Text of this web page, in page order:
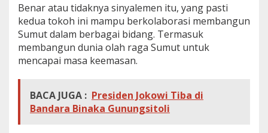
Benar atau tidaknya sinyalemen itu, yang pasti
kedua tokoh ini mampu berkolaborasi membangun
Sumut dalam berbagai bidang. Termasuk
membangun dunia olah raga Sumut untuk
mencapai masa keemasan.
BACA JUGA : Presiden Jokowi Tiba di
Bandara Binaka Gunungsitoli